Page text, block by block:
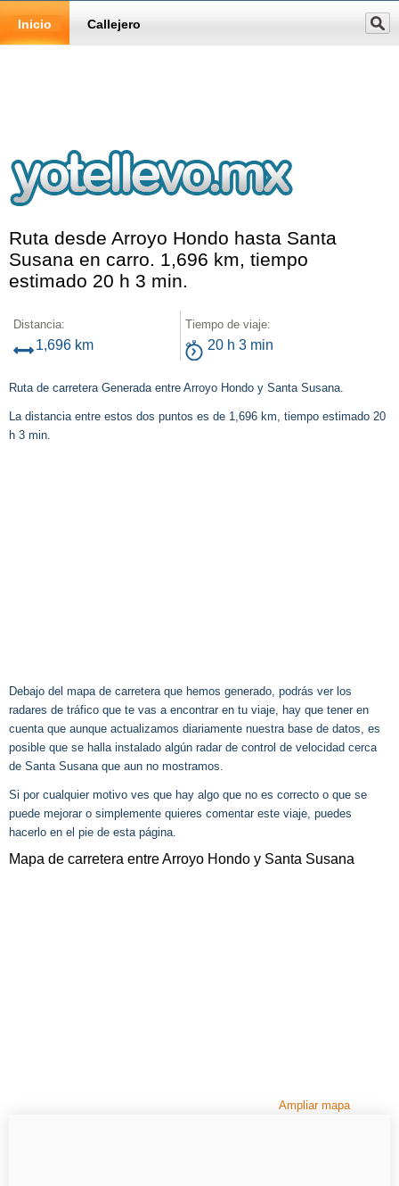
Inicio Callejero
Ruta desde Arroyo Hondo hasta Santa
Susana en carro. 1,696 km, tiempo
estimado 20 h 3 min.
Distancia:
1,696 km
Tiempo de viaje:
20 h 3 min
Ruta de carretera Generada entre Arroyo Hondo y Santa Susana.
La distancia entre estos dos puntos es de 1,696 km, tiempo estimado 20
h 3 min.
Debajo del mapa de carretera que hemos generado, podrás ver los
radares de tráfico que te vas a encontrar en tu viaje, hay que tener en
cuenta que aunque actualizamos diariamente nuestra base de datos, es
posible que se halla instalado algún radar de control de velocidad cerca
de Santa Susana que aun no mostramos.
Si por cualquier motivo ves que hay algo que no es correcto o que se
puede mejorar o simplemente quieres comentar este viaje, puedes
hacerlo en el pie de esta página.
Mapa de carretera entre Arroyo Hondo y Santa Susana
Ampliar mapa